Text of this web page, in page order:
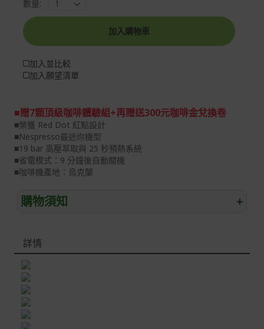
■贈7顆頂級咖啡體驗組+再贈送300元咖啡金兌換卷
■榮獲 Red Dot 紅點設計
■Nespresso最迷你機型
■19 bar 高壓萃取與 25 秒預熱系統
■省電模式：9 分鐘後自動關機
■咖啡機產地：烏克蘭
購物須知 +
本網站消費者享有商品到貨七天鑑賞期之權益(鑑賞期並非
到貨七天內消費者有權申請退貨或換貨；超過七天以上(含
假日)，恕無法辦理。
退回之商品必須是全新狀態且完整包裝(含商品、附件、包
裝、紙箱及所有附隨文件或資料)。
數量:
加入購物車
加入並比較
加入願望清單
詳情